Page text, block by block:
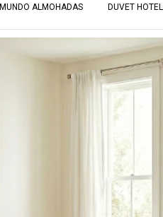
MUNDO ALMOHADAS DUVET HOTEL